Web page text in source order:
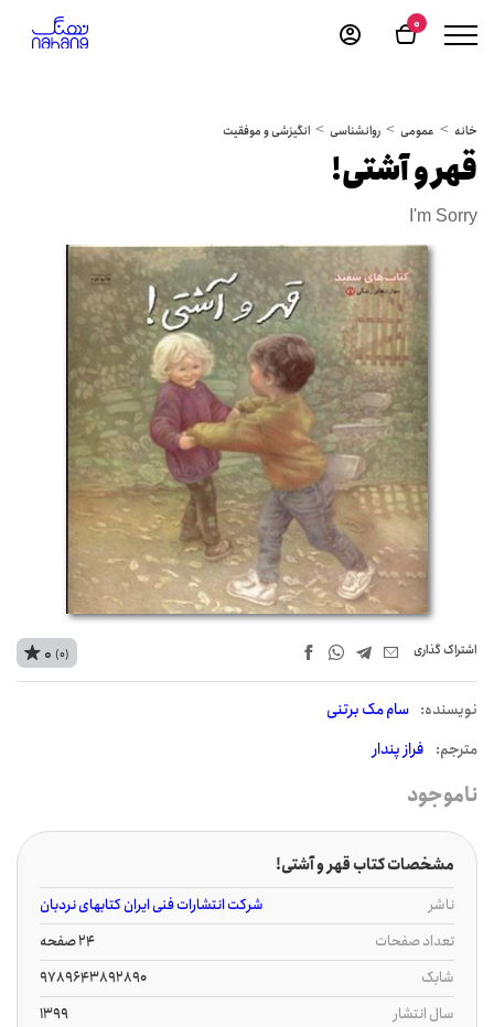
0
خانه عمومی روانشناسی انگیزشی و موفقیت
قهر و آشتی!
I'm Sorry
اشتراک‌ گذاری
نويسنده: سام مک برتنی
مترجم: فراز پندار
0 (0)
ناموجود
مشخصات کتاب قهر و آشتی!
ناشر
شرکت انتشارات فنی ایران کتابهای نردبان
تعداد صفحات
24 صفحه
شابک
9789643892890
سال انتشار
1399